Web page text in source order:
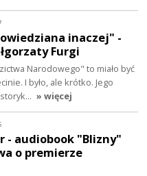
inaczej" -
Furgi
Narodowego" to miało być
I było, ale krótko. Jego
» więcej
- audiobook "Blizny"
o premierze